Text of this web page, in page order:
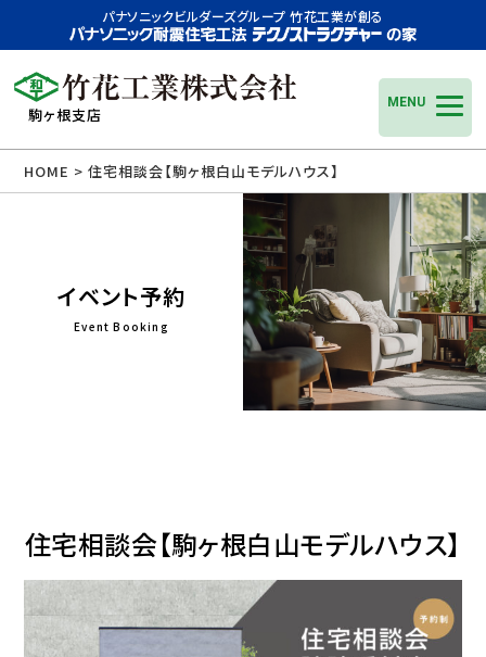
パナソニックビルダーズグループ 竹花工業が創る
駒ヶ根支店
MENU
HOME >住宅相談会【駒ヶ根白山モデルハウス】
イベント予約
Event Booking
住宅相談会【駒ヶ根白山モデルハウス】